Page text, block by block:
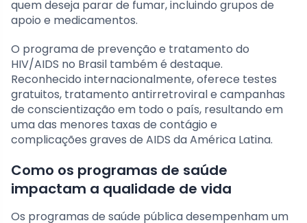
quem deseja parar de fumar, incluindo grupos de
apoio e medicamentos.
O programa de prevenção e tratamento do
HIV/AIDS no Brasil também é destaque.
Reconhecido internacionalmente, oferece testes
gratuitos, tratamento antirretroviral e campanhas
de conscientização em todo o país, resultando em
uma das menores taxas de contágio e
complicações graves de AIDS da América Latina.
Como os programas de saúde
impactam a qualidade de vida
Os programas de saúde pública desempenham um